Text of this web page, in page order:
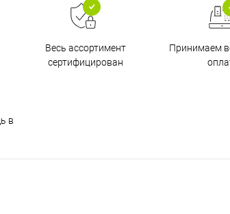
Весь ассортимент
сертифицирован
Принимаем
в